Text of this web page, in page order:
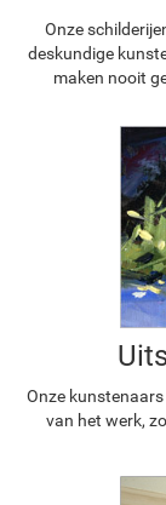
Onze
deskundige
maken nooit
Onze
van het werk,